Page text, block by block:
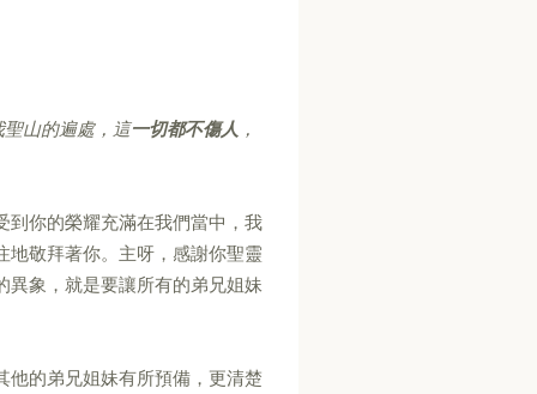
山的遍處，這一切都不傷人 ，
到你的榮耀充滿在我們當中，我
地敬拜著你。主呀，感謝你聖靈
異象，就是要讓所有的弟兄姐妹
他的弟兄姐妹有所預備，更清楚